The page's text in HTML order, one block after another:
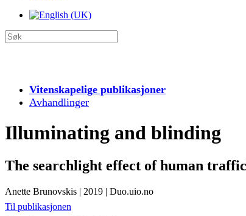
Vitenskapelige publikasjoner
Avhandlinger
Illuminating and blinding
The searchlight effect of human
Anette Brunovskis | 2019 | Duo.uio.no
Til publikasjonen